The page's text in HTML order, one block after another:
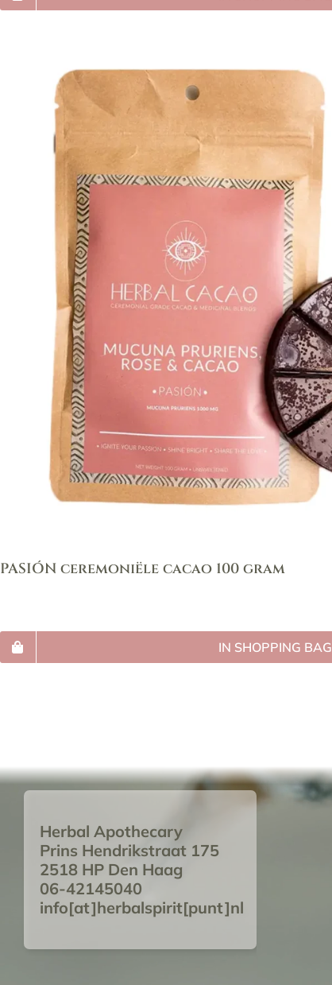
PASIÓN ceremoniële cacao 100 gram
IN SHOPPING BAG
Herbal Apothecary
Prins Hendrikstraat 175
2518 HP Den Haag
06-42145040
info[at]herbalspirit[punt]nl